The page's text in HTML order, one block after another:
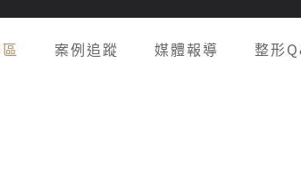
案例追蹤 媒體報導 整形